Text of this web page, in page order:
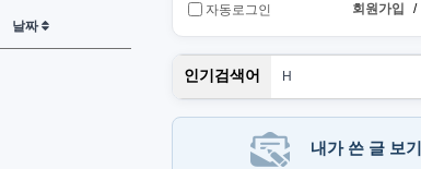
날짜
자동로그인 회원가입 /
인기검색어
PT
H
스
뉴몰
art
내가 쓴 글 보기